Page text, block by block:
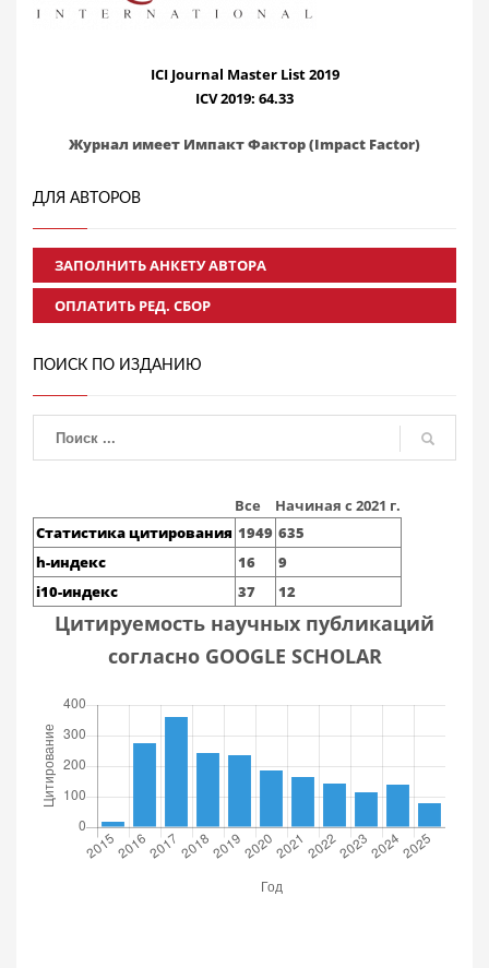
ICI Journal Master List 2019
ICV 2019: 64.33
Журнал имеет Импакт Фактор (Impact Factor)
ДЛЯ АВТОРОВ
ЗАПОЛНИТЬ АНКЕТУ АВТОРА
ОПЛАТИТЬ РЕД. СБОР
ПОИСК ПО ИЗДАНИЮ
Все
Начиная с 2021 г.
Статистика цитирования 1949 635
h-индекс
16
9
i10-индекс
37 12
Цитируемость научных публикаций
согласно GOOGLE SCHOLAR